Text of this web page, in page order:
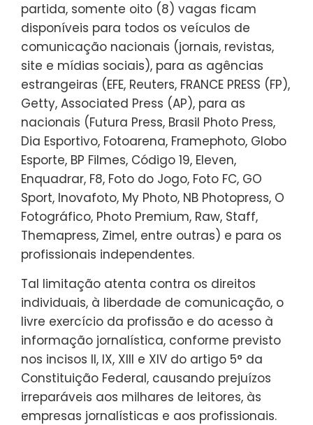
partida, somente oito (8) vagas ficam
disponíveis para todos os veículos de
comunicação nacionais (jornais, revistas,
site e mídias sociais), para as agências
estrangeiras (EFE, Reuters, FRANCE PRESS (FP),
Getty, Associated Press (AP), para as
nacionais (Futura Press, Brasil Photo Press,
Dia Esportivo, Fotoarena, Framephoto, Globo
Esporte, BP Filmes, Código 19, Eleven,
Enquadrar, F8, Foto do Jogo, Foto FC, GO
Sport, Inovafoto, My Photo, NB Photopress, O
Fotográfico, Photo Premium, Raw, Staff,
Themapress, Zimel, entre outras) e para os
profissionais independentes.
Tal limitação atenta contra os direitos
individuais, à liberdade de comunicação, o
livre exercício da profissão e do acesso à
informação jornalística, conforme previsto
nos incisos II, IX, XIII e XIV do artigo 5° da
Constituição Federal, causando prejuízos
irreparáveis aos milhares de leitores, às
empresas jornalísticas e aos profissionais.